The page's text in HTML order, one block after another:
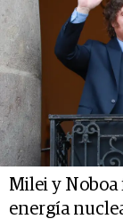
Milei y
energía